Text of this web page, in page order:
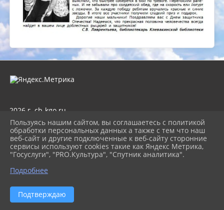
2026 г. cb-kgo.ru
Вход
Карта сайта
Политика обработки персональных данных
Сделано на KubCMS
Пользуясь нашим сайтом, вы соглашаетесь с политикой
обработки персональных данных а также с тем что наш
веб-сайт и другие подключенные к веб-сайту сторонние
сервисы используют cookies такие как Яндекс Метрика,
"Госуслуги", "PRO.Культура", "Спутник аналитика".
Подробнее
Подтверждаю